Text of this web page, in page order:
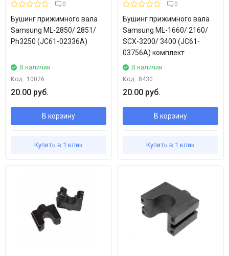
0
Бушинг прижимного вала
Samsung ML-2850/ 2851/
Ph3250 (JC61-02336A)
В наличии
Код: 10076
20.00 руб.
В корзину
Купить в 1 клик
0
Бушинг прижимного вала
Samsung ML-1660/ 2160/
SCX-3200/ 3400 (JC61-
03756A) комплект
В наличии
Код: 8430
20.00 руб.
В корзину
Купить в 1 клик